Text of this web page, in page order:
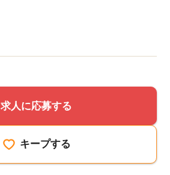
求人に応募する
キープする